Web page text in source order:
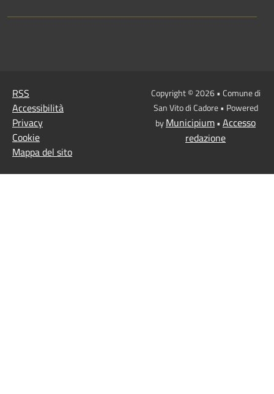
RSS
Accessibilità
Privacy
Cookie
Mappa del sito
Copyright © 2026 • Comune di
San Vito di Cadore • Powered
byMunicipium• Accesso
redazione